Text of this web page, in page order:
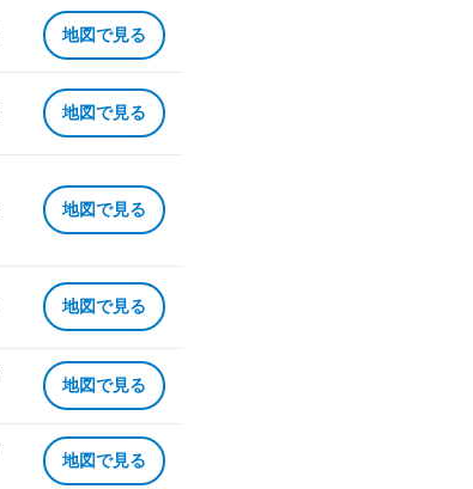
地図で見る
地図で見る
地図で見る
地図で見る
地図で見る
地図で見る